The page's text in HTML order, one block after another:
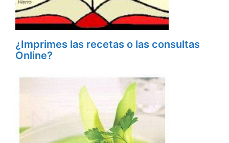
¿Imprimes las recetas o las consultas
Online?